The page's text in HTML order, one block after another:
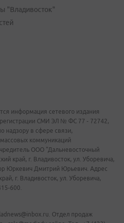
"Владивосток"
информация сетевого издания
регистрации СМИ ЭЛ № ФС 77 - 72742,
надзору в сфере связи,
коммуникаций
ООО "Дальневосточный
край, г. Владивосток, ул. Уборевича,
Юркевич Дмитрий Юрьевич. Адрес
г. Владивосток, ул. Уборевича,
600.
Отдел продаж